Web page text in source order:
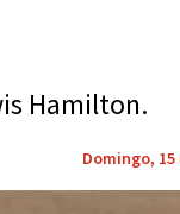
Hamilton.
Domingo, 15